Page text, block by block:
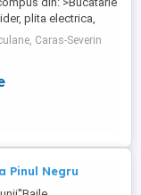
plita electrica,
tacamuri si vesela),
matrimonial,smart
>Baie >Capacitate
>Apa
Caras-Severin
Pinul Negru